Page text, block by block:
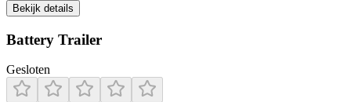
Bekijk details
Battery Trailer
Gesloten